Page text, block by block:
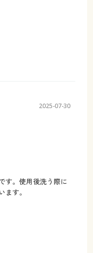
2025-07-30
す。使用後洗う際に
す。